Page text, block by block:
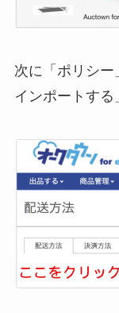
次に「ポリシ
インポートする